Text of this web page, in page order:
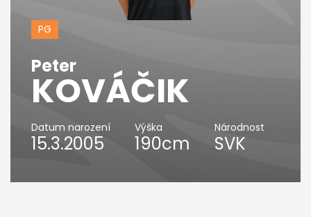
PG
Peter
KOVÁČIK
Datum narození
15.3.2005
Výška
190cm
Národnost
SVK